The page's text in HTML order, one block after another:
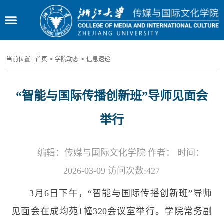
当前位置 : 首页 > 学院动态 > 信息速递
“智能与国际传播创新班”导师见面会
举行
编辑：传媒与国际文化学院 作者： 时间：
2026-03-09 访问次数:427
3月 6 日下午，“智能与国际传播创新班”导师
见面会在成均苑1幢320会议室举行。学院常务副